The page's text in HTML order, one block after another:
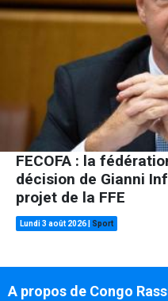
FECOFA : la
décision de Gianni
projet de la FFE
Lundi 3 août 2026 Sport
A propos de Congo